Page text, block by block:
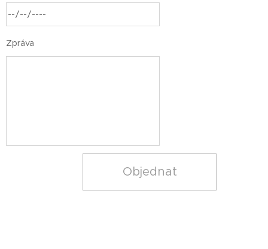
Zpráva
Objednat